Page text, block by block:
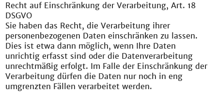
Recht auf Einschränkung der Verarbeitung, Art. 18
DSGVO
Sie haben das Recht, die Verarbeitung ihrer
personenbezogenen Daten einschränken zu lassen.
Dies ist etwa dann möglich, wenn Ihre Daten
unrichtig erfasst sind oder die Datenverarbeitung
unrechtmäßig erfolgt. Im Falle der Einschränkung der
Verarbeitung dürfen die Daten nur noch in eng
umgrenzten Fällen verarbeitet werden.